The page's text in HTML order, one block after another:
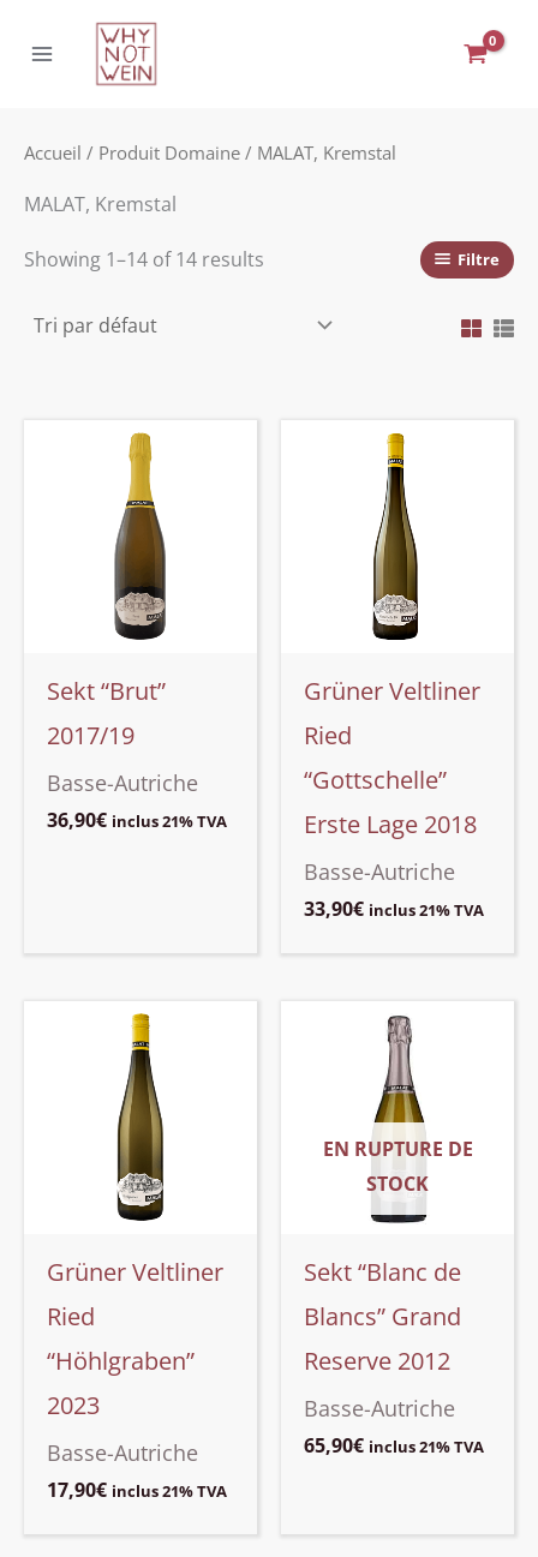
Accueil / Produit Domaine / MALAT, Kremstal
MALAT, Kremstal
Showing 1–14 of 14 results Filtre
Sekt “Brut”
2017/19
Basse-Autriche
36,90€ inclus 21% TVA
Grüner Veltliner
Ried
“Gottschelle”
Erste Lage 2018
Basse-Autriche
33,90€ inclus 21% TVA
Grüner Veltliner
Ried
“Höhlgraben”
2023
Basse-Autriche
17,90€ inclus 21% TVA
EN RUPTURE DE
STOCK
Sekt “Blanc de
Blancs” Grand
Reserve 2012
Basse-Autriche
65,90€ inclus 21% TVA